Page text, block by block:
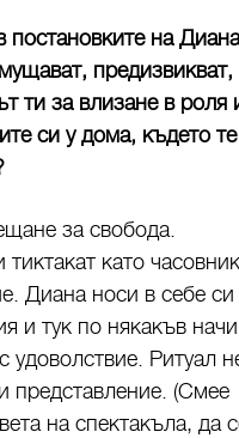
постановките на Диана
предизвикват,
ти за влизане в роля
си у дома, където те
за свобода.
като
Диана носи в себе си
и тук по някакъв
удоволствие. Ритуал
представление. (Смее
на спектакъла, да